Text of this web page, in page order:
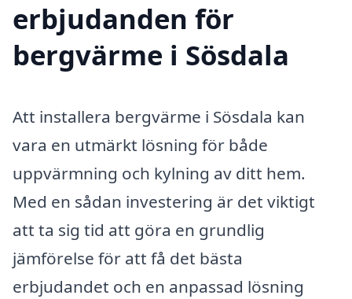
erbjudanden för
bergvärme i Sösdala
Att installera bergvärme i Sösdala kan
vara en utmärkt lösning för både
uppvärmning och kylning av ditt hem.
Med en sådan investering är det viktigt
att ta sig tid att göra en grundlig
jämförelse för att få det bästa
erbjudandet och en anpassad lösning